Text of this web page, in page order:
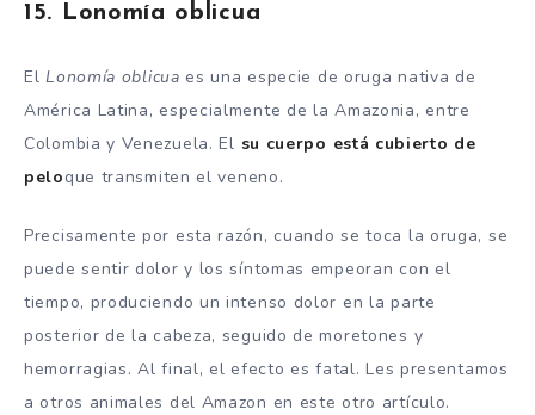
15. Lonomía oblicua
ElLonomía oblicua es una especie de oruga nativa de
América Latina, especialmente de la Amazonia, entre
Colombia y Venezuela. El su cuerpo está cubierto de
peloque transmiten el veneno.
Precisamente por esta razón, cuando se toca la oruga, se
puede sentir dolor y los síntomas empeoran con el
tiempo, produciendo un intenso dolor en la parte
posterior de la cabeza, seguido de moretones y
hemorragias. Al final, el efecto es fatal. Les presentamos
a otros animales del Amazon en este otro artículo.